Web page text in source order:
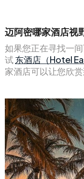
迈阿密哪家酒店视
如果您正在寻找一
试 东酒店（Hotel
家酒店可以让您欣赏